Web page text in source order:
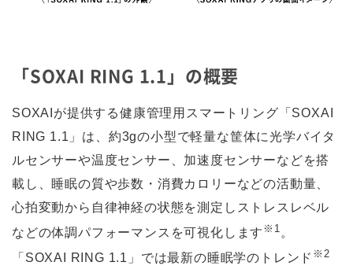
「SOXAI RING 1.1」の概要
SOXAIが提供する健康管理用スマートリング「SOXAI
RING 1.1」は、約3gの小型で軽量な筐体に光学バイタ
ルセンサーや温度センサー、加速度センサーなどを搭
載し、睡眠の質や歩数・消費カロリーなどの活動量、
心拍変動から自律神経の状態を測定しストレスレベル
などの体調パフォーマンスを可視化します ※1 。
「SOXAI RING 1.1」では最新の睡眠学のトレンド ※2